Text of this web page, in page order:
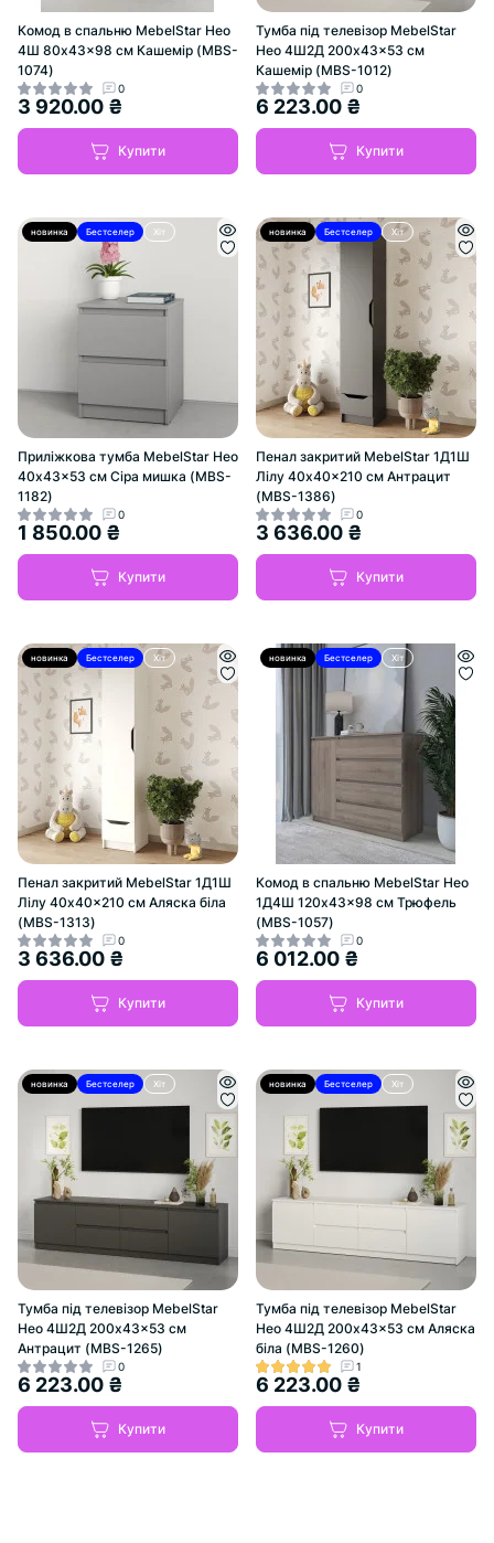
Комод в спальню MebelStar Нео
4Ш 80x43x98 см Кашемір (MBS-
1074)
0
3 920.00 ₴
Купити
Тумба під телевізор MebelStar
Нео 4Ш2Д 200x43x53 см
Кашемір (MBS-1012)
0
6 223.00 ₴
Купити
новинка Бестселер Хіт
Приліжкова тумба MebelStar Нео
40x43x53 см Сіра мишка (MBS-
1182)
0
1 850.00 ₴
Купити
новинка Бестселер Хіт
Пенал закритий MebelStar 1Д1Ш
Лілу 40x40x210 см Антрацит
(MBS-1386)
0
3 636.00 ₴
Купити
новинка Бестселер Хіт
Пенал закритий MebelStar 1Д1Ш
Лілу 40x40x210 см Аляска біла
(MBS-1313)
0
3 636.00 ₴
Купити
новинка Бестселер Хіт
Комод в спальню MebelStar Нео
1Д4Ш 120x43x98 см Трюфель
(MBS-1057)
0
6 012.00 ₴
Купити
новинка Бестселер Хіт
Тумба під телевізор MebelStar
Нео 4Ш2Д 200x43x53 см
Антрацит (MBS-1265)
0
6 223.00 ₴
Купити
новинка Бестселер Хіт
Тумба під телевізор MebelStar
Нео 4Ш2Д 200x43x53 см Аляска
біла (MBS-1260)
1
6 223.00 ₴
Купити